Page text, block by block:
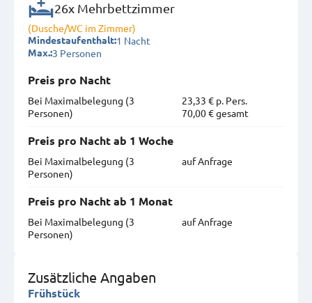
26x Mehrbettzimmer
(Dusche/WC im Zimmer)
Mindestaufenthalt:1 Nacht
Max.:3 Personen
Preis pro Nacht
Bei Maximal­belegung (3
Personen)
23,33 € p. Pers.
70,00 € gesamt
Preis pro Nacht ab 1 Woche
Bei Maximal­belegung (3
Personen)
auf Anfrage
Preis pro Nacht ab 1 Monat
Bei Maximal­belegung (3
Personen)
auf Anfrage
Zusätzliche Angaben
Frühstück